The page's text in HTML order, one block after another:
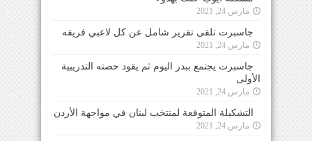
مارس 24, 2021
جاسبرت تلقى تقرير شامل عن كل لاعبي فريقه
مارس 24, 2021
جاسبرت يجتمع ببدر اليوم ثم يقود حصته التدريبية
الأولى
مارس 24, 2021
التشكيلة المتوقعة لمنتخب لبنان في مواجهة الأردن
مارس 24, 2021